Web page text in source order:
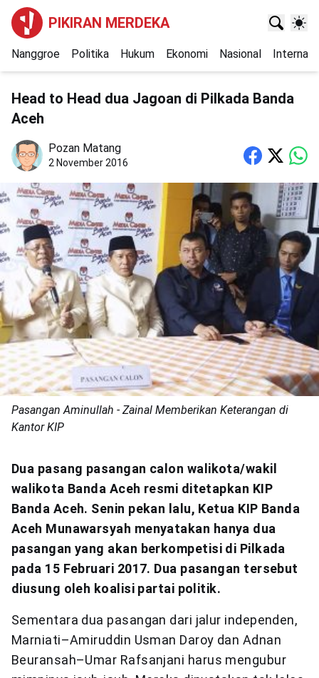
PIKIRAN MERDEKA
Nanggroe Politika Hukum Ekonomi Nasional
Head to Head dua Jagoan di Pilkada Banda
Aceh
Pozan Matang
2 November 2016
Pasangan Aminullah - Zainal Memberikan Keterangan di
Kantor KIP
Dua pasang pasangan calon walikota/wakil
walikota Banda Aceh resmi ditetapkan KIP
Banda Aceh. Senin pekan lalu, Ketua KIP Banda
Aceh Munawarsyah menyatakan hanya dua
pasangan yang akan berkompetisi di Pilkada
pada 15 Februari 2017. Dua pasangan tersebut
diusung oleh koalisi partai politik.
Sementara dua pasangan dari jalur independen,
Marniati–Amiruddin Usman Daroy dan Adnan
Beuransah–Umar Rafsanjani harus mengubur